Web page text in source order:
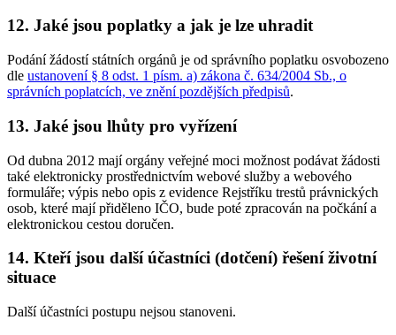
12. Jaké jsou poplatky a jak je lze uhradit
Podání žádostí státních orgánů je od správního poplatku osvobozeno
dle ustanovení § 8 odst. 1 písm. a) zákona č. 634/2004 Sb., o
správních poplatcích, ve znění pozdějších předpisů.
13. Jaké jsou lhůty pro vyřízení
Od dubna 2012 mají orgány veřejné moci možnost podávat žádosti
také elektronicky prostřednictvím webové služby a webového
formuláře; výpis nebo opis z evidence Rejstříku trestů právnických
osob, které mají přiděleno IČO, bude poté zpracován na počkání a
elektronickou cestou doručen.
14. Kteří jsou další účastníci (dotčení) řešení životní
situace
Další účastníci postupu nejsou stanoveni.